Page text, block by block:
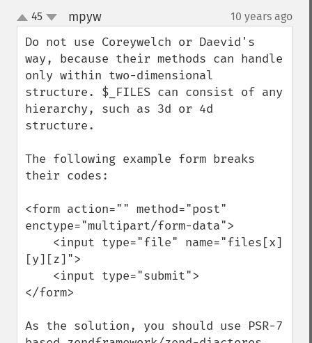
up
down
45 mpyw¶ 10 years ago
Do not use Coreywelch or Daevid's
way, because their methods can handle
only within two-dimensional
structure. $_FILES can consist of any
hierarchy, such as 3d or 4d
structure.
The following example form breaks
their codes:
<form action="" method="post"
enctype="multipart/form-data">
[y][z]">
</form>
As the solution, you should use PSR-7